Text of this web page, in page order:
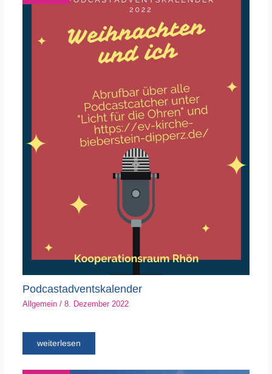
Podcastadventskalender
Allgemein/ 8. Dezember 2022
weiterlesen